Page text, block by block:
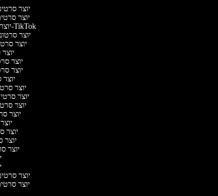
יוצר
יוצר
יוצר סרטונים ל-TikTok
יוצר
יוצר
יוצר
יוצר
יוצר
יוצר
יוצר סרטי
יוצר
יוצר
יוצר
יוצר
יוצר
יוצר
יוצר